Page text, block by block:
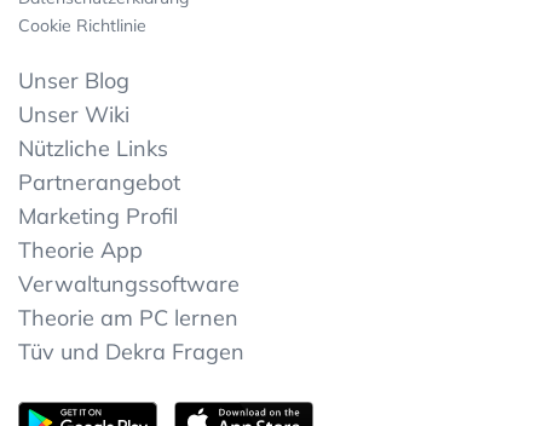
Cookie Richtlinie
Unser Blog
Unser Wiki
Nützliche Links
Partnerangebot
Marketing Profil
Theorie App
Verwaltungssoftware
Theorie am PC lernen
Tüv und Dekra Fragen